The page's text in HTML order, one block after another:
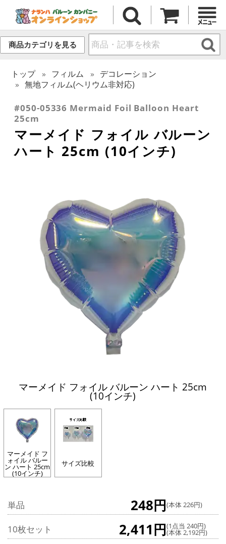
商品カテゴリを見る
トップ フィルム
デコレーション
無地フィルム(ヘリウム非対応)
#050-05336 Mermaid Foil Balloon Heart
25cm
マーメイド フォイル バルーン
ハート 25cm (10インチ)
マーメイド フォイル バルーン ハート 25cm
(10インチ)
マーメイド フ
ォイル バルー
ン ハート 25cm
(10インチ)
サイズ比較
単品 248円(本体 226円)
10枚セット 2,411円(1点当 240円)
(本体 2,192円)